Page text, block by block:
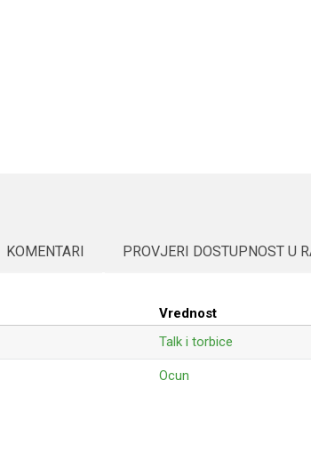
KOMENTARI PROVJERI DOSTUPNOST U
Vrednost
Talk i torbice
Ocun